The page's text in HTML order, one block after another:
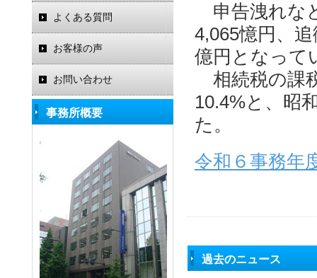
よくある質問
お客様の声
お問い合わせ
事務所概要
申告洩れな
4,065憶円、
億円となって
相続税の課
10.4%と、昭
た。
令和６事務年
過去のニュース